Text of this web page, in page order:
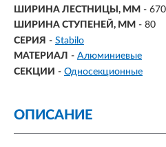
ШИРИНА ЛЕСТНИЦЫ, ММ - 670
ШИРИНА СТУПЕНЕЙ, ММ - 80
СЕРИЯ - Stabilo
МАТЕРИАЛ - Алюминиевые
СЕКЦИИ - Односекционные
ОПИСАНИЕ